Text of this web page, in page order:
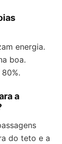
energia.
boa.
a
do teto e a